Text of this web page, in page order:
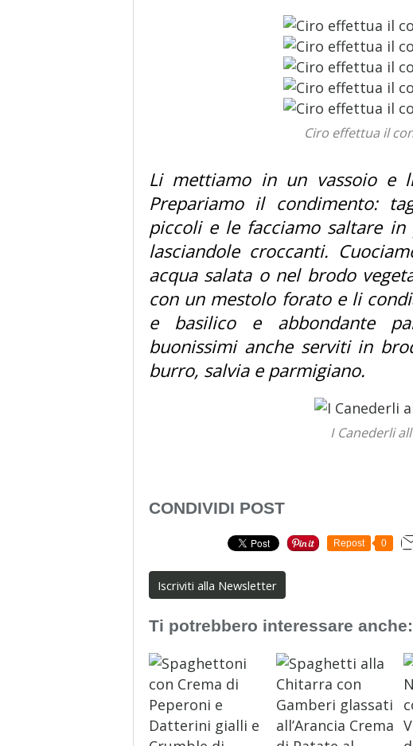
Ciro effettua il
Li mettiamo in un vassoio e
Prepariamo il condimento:
piccoli e le facciamo saltare
lasciandole croccanti.
acqua salata o nel brodo
con un mestolo forato e li
e basilico e abbondante
buonissimi anche serviti in
burro, salvia e parmigiano.
I Canederli
CONDIVIDI POST
Repost 0
Iscriviti alla Newsletter
Ti potrebbero interessare anche: